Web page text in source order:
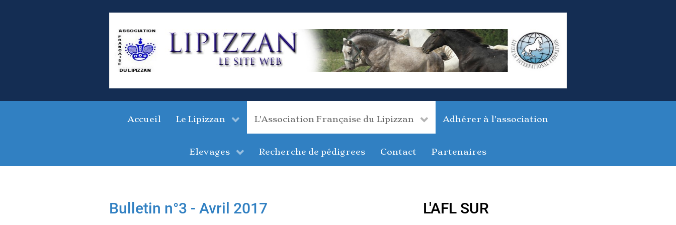
Accueil Le Lipizzan L'Association Française du Lipizzan Adhérer à l'association
Elevages Recherche de pédigrees Contact Partenaires
Bulletin n°3 - Avril 2017
L'AFL SUR